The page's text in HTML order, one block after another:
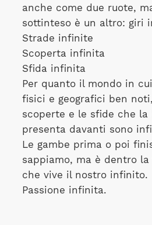
anche come due ruote,
sottinteso è un altro: giri
Strade infinite
Scoperta infinita
Sfida infinita
Per quanto il mondo in
fisici e geografici ben
scoperte e le sfide che
presenta davanti sono
Le gambe prima o poi
sappiamo, ma è dentro
che vive il nostro infinito.
Passione infinita.